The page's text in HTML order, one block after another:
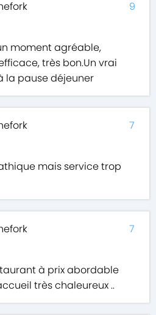
moment agréable,
très bon.Un vrai
la pause déjeuner
9
mais service trop
7
à prix abordable
très chaleureux ..
7